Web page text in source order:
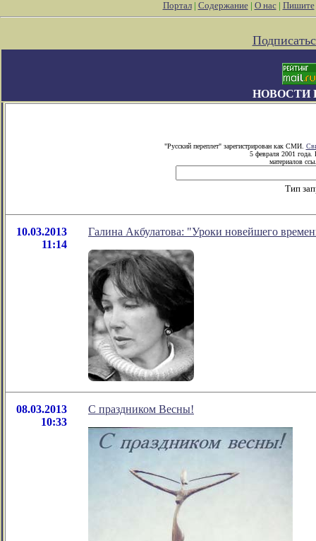
Портал| Содержание| О нас| Пишите
НОВОСТИ
"Русский переплет" зарегистрирован как СМИ.
5 февраля 2001 года.
материалов
Тип
10.03.2013
11:14
Галина Акбулатова: "Уроки новейшего
08.03.2013
10:33
С праздником Весны!